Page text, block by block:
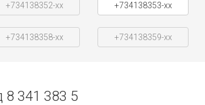
+734138352-xx +734138353-xx
+734138358-xx +734138359-xx
341 383 5